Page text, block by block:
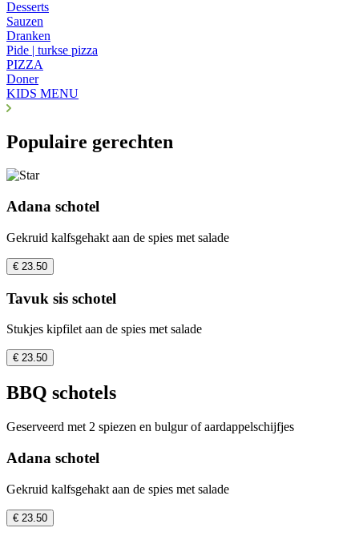
Desserts
Sauzen
Dranken
Pide | turkse pizza
PIZZA
Doner
KIDS MENU
Populaire gerechten
Adana schotel
Gekruid kalfsgehakt aan de spies met salade
€ 23.50
Tavuk sis schotel
Stukjes kipfilet aan de spies met salade
€ 23.50
BBQ schotels
Geserveerd met 2 spiezen en bulgur of aardappelschijfjes
Adana schotel
Gekruid kalfsgehakt aan de spies met salade
€ 23.50